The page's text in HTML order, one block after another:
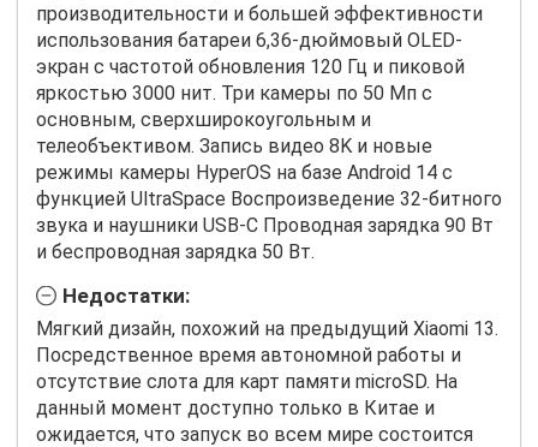
производительности и большей эффективности
использования батареи 6,36-дюймовый OLED-
экран с частотой обновления 120 Гц и пиковой
яркостью 3000 нит. Три камеры по 50 Мп с
основным, сверхширокоугольным и
телеобъективом. Запись видео 8K и новые
режимы камеры HyperOS на базе Android 14 с
функцией UltraSpace Воспроизведение 32-битного
звука и наушники USB-C Проводная зарядка 90 Вт
и беспроводная зарядка 50 Вт.
Недостатки:
Мягкий дизайн, похожий на предыдущий Xiaomi 13.
Посредственное время автономной работы и
отсутствие слота для карт памяти microSD. На
данный момент доступно только в Китае и
ожидается, что запуск во всем мире состоится